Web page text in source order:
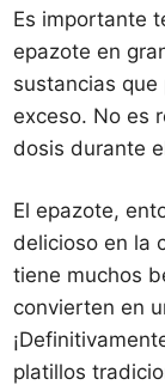
Es importante
epazote en
sustancias
exceso. No es
dosis durante
El epazote,
delicioso en la
tiene muchos
convierten en
platillos